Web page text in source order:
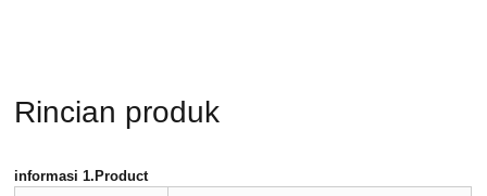
Rincian produk
informasi 1.Product